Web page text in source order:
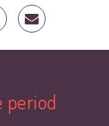
period